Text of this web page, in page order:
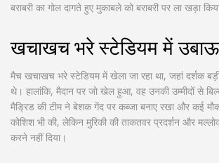
बराबरी का गोल दागते हुए मुकाबले को बराबरी पर ला खड़ा
खचाखच भरे स्टेडियम में
मैच खचाखच भरे स्टेडियम में खेला जा रहा था, जहां दर्शक
थे। हालांकि, मैदान पर जो खेल हुआ, वह उनकी उम्मीदों से
मैड्रिड की टीम ने बेशक गेंद पर कब्जा बनाए रखा और कई
कोशिश भी की, लेकिन मुरिकी की ताकतवर प्रदर्शन और
करने नहीं दिया।